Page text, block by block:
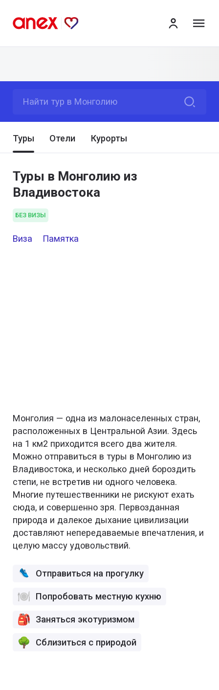
Найти тур в Монголию
Туры Отели Курорты
Туры в Монголию из
Владивостока
БЕЗ ВИЗЫ
Виза Памятка
Монголия — одна из малонаселенных стран,
расположенных в Центральной Азии. Здесь
на 1 км2 приходится всего два жителя.
Можно отправиться в туры в Монголию из
Владивостока, и несколько дней бороздить
степи, не встретив ни одного человека.
Многие путешественники не рискуют ехать
сюда, и совершенно зря. Первозданная
природа и далекое дыхание цивилизации
доставляют непередаваемые впечатления, и
целую массу удовольствий.
Отправиться на прогулку
Попробовать местную кухню
Заняться экотуризмом
Сблизиться с природой